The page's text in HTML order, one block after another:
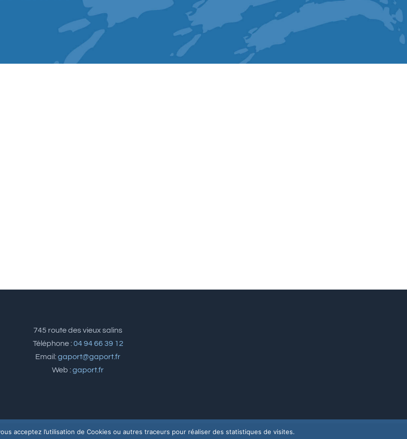
745 route des vieux salins
Téléphone :04 94 66 39 12
Email:gaport@gaport.fr
Web :gaport.fr
acceptez l’utilisation de Cookies ou autres traceurs pour réaliser des statistiques de visites.